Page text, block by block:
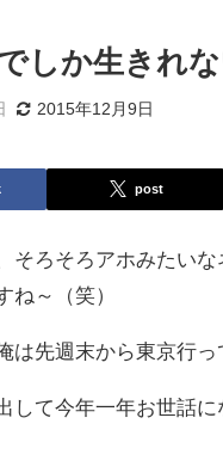
しか生きれ
2015年12月9日
post
そろそろアホみたい
ね～（笑）
は先週末から東京行っ
して今年一年お世話